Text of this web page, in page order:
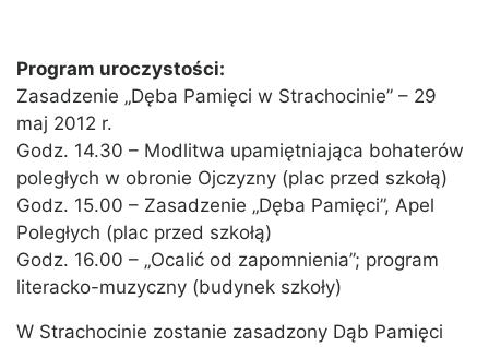
Program uroczystości:
Zasadzenie „Dęba Pamięci w Strachocinie” – 29
maj 2012 r.
Godz. 14.30 – Modlitwa upamiętniająca bohaterów
poległych w obronie Ojczyzny (plac przed szkołą)
Godz. 15.00 – Zasadzenie „Dęba Pamięci”, Apel
Poległych (plac przed szkołą)
Godz. 16.00 – „Ocalić od zapomnienia”; program
literacko-muzyczny (budynek szkoły)
W Strachocinie zostanie zasadzony Dąb Pamięci